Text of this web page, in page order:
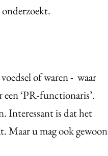
of waren - waar
‘PR-functionaris’.
Interessant is dat het
Maar u mag ook gewoon